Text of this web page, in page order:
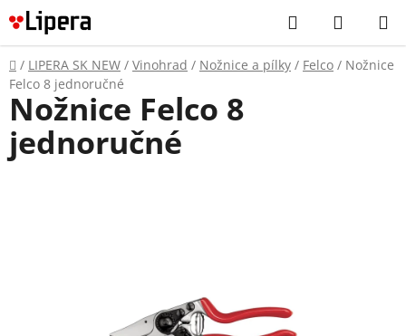
Prejsť
na
obsah
Hľadať
KOŠÍK
Domov
/ LIPERA SK NEW / Vinohrad / Nožnice a pílky / Felco / Nožnice
Felco 8 jednoručné
Nožnice Felco 8
jednoručné